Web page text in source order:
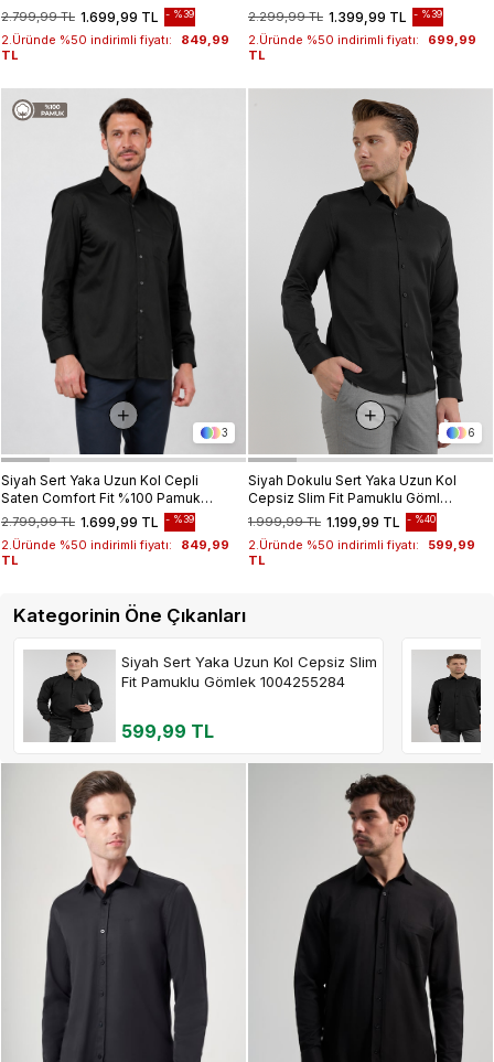
Gömlek 1004260424
1.699,99 TL
2.799,99 TL %39
2.Üründe %50 indirimli fiyatı:
849,99
TL
10042652841.399,99 TL
2.299,99 TL %39
2.Üründe %50 indirimli fiyatı:
699,99
TL
3
Siyah Sert Yaka Uzun Kol Cepli
Saten Comfort Fit %100 Pamuk
Gömlek 1004260423
1.699,99 TL
2.799,99 TL %39
2.Üründe %50 indirimli fiyatı:
849,99
TL
6
Siyah Dokulu Sert Yaka Uzun Kol
Cepsiz Slim Fit Pamuklu Gömlek
10042552831.199,99 TL
1.999,99 TL %40
2.Üründe %50 indirimli fiyatı:
599,99
TL
Kategorinin Öne Çıkanları
Siyah Sert Yaka Uzun Kol Cepsiz Slim
Fit Pamuklu Gömlek 1004255284
599,99 TL